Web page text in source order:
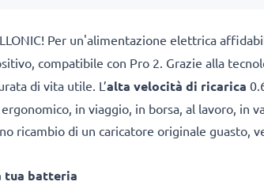
Per un'alimentazione elettrica
compatibile con Pro 2. Grazie alla
di vita utile. L’alta velocità di ricarica
in viaggio, in borsa, al lavoro, in
ricambio di un caricatore originale guasto,
tua batteria